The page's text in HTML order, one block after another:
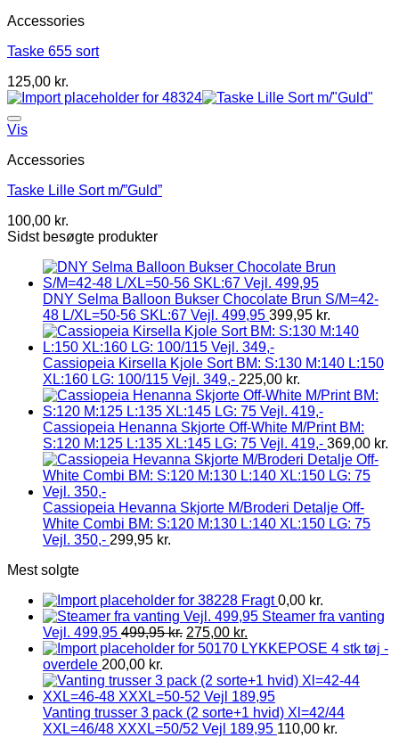
Accessories
Taske 655 sort
125,00 kr.
Vis
Accessories
Taske Lille Sort m/”Guld”
100,00 kr.
Sidst besøgte produkter
DNY Selma Balloon Bukser Chocolate Brun S/M=42-
48 L/XL=50-56 SKL:67 Vejl. 499,95 399,95 kr.
Cassiopeia Kirsella Kjole Sort BM: S:130 M:140 L:150
XL:160 LG: 100/115 Vejl. 349,- 225,00 kr.
Cassiopeia Henanna Skjorte Off-White M/Print BM:
S:120 M:125 L:135 XL:145 LG: 75 Vejl. 419,- 369,00 kr.
Cassiopeia Hevanna Skjorte M/Broderi Detalje Off-
White Combi BM: S:120 M:130 L:140 XL:150 LG: 75
Vejl. 350,- 299,95 kr.
Mest solgte
Fragt 0,00 kr.
Steamer fra vanting
Vejl. 499,95 499,95kr. 275,00 kr.
LYKKEPOSE 4 stk tøj -
overdele 200,00 kr.
Vanting trusser 3 pack (2 sorte+1 hvid) Xl=42/44
XXL=46/48 XXXL=50/52 Vejl 189,95 110,00 kr.